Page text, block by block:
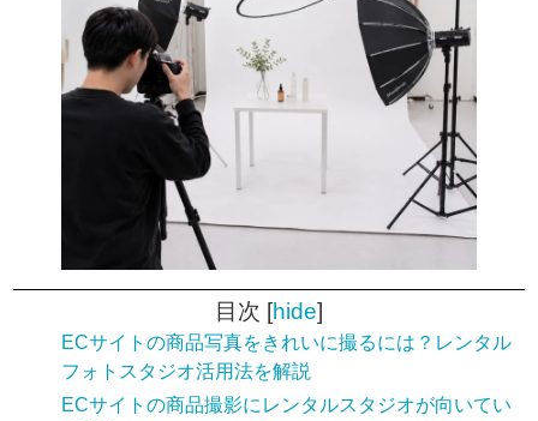
目次 [hide]
ECサイトの商品写真をきれいに撮るには？レンタル
フォトスタジオ活用法を解説
ECサイトの商品撮影にレンタルスタジオが向いてい